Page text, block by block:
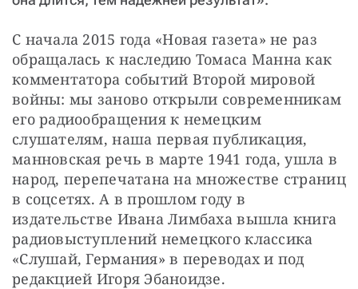
С начала 2015 года «Новая газета» не раз
обращалась к наследию Томаса Манна как
комментатора событий Второй мировой
войны: мы заново открыли современникам
его радиообращения к немецким
слушателям, наша первая публикация,
манновская речь в марте 1941 года, ушла в
народ, перепечатана на множестве страниц
в соцсетях. А в прошлом году в
издательстве Ивана Лимбаха вышла книга
радиовыступлений немецкого классика
«Слушай, Германия» в переводах и под
редакцией Игоря Эбаноидзе.